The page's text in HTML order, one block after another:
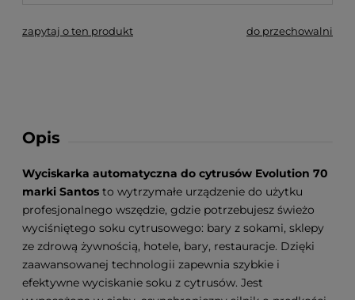
zapytaj o ten produkt do przechowalni
Opis
Wyciskarka automatyczna do cytrusów Evolution 70
marki Santos to wytrzymałe urządzenie do użytku
profesjonalnego wszędzie, gdzie potrzebujesz świeżo
wyciśniętego soku cytrusowego: bary z sokami, sklepy
ze zdrową żywnością, hotele, bary, restauracje. Dzięki
zaawansowanej technologii zapewnia szybkie i
efektywne wyciskanie soku z cytrusów. Jest